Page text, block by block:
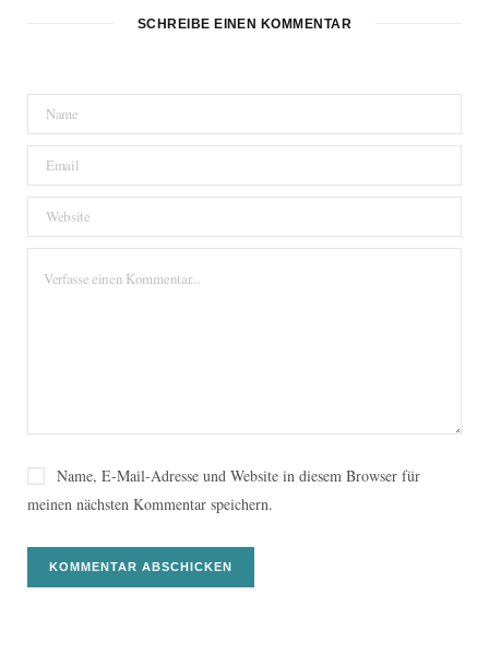
SCHREIBE EINEN KOMMENTAR
Name, E-Mail-Adresse und Website in diesem Browser für
meinen nächsten Kommentar speichern.